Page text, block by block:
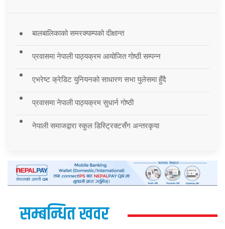
बालबालिकाको समरक्याम्पको दीक्षान्त
प्रवासमा नेपाली पाठ्यक्रम आयोजित गोष्ठी सम्पन्न
एभरेष्ट क्रेडिट युनियनको साधारण सभा युलेसमा हुँदै
प्रवासमा नेपाली पाठ्यक्रम सुधार्न गोष्ठी
नेपाली समाजद्वारा स्कुल डिस्ट्रिक्टसँग अन्तरकृया
सम्बन्धित खवर